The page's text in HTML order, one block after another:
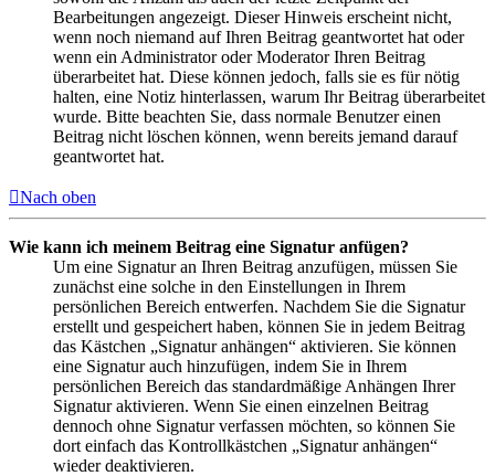
Bearbeitungen angezeigt. Dieser Hinweis erscheint nicht,
wenn noch niemand auf Ihren Beitrag geantwortet hat oder
wenn ein Administrator oder Moderator Ihren Beitrag
überarbeitet hat. Diese können jedoch, falls sie es für nötig
halten, eine Notiz hinterlassen, warum Ihr Beitrag überarbeitet
wurde. Bitte beachten Sie, dass normale Benutzer einen
Beitrag nicht löschen können, wenn bereits jemand darauf
geantwortet hat.
Nach oben
Wie kann ich meinem Beitrag eine Signatur anfügen?
Um eine Signatur an Ihren Beitrag anzufügen, müssen Sie
zunächst eine solche in den Einstellungen in Ihrem
persönlichen Bereich entwerfen. Nachdem Sie die Signatur
erstellt und gespeichert haben, können Sie in jedem Beitrag
das Kästchen „Signatur anhängen“ aktivieren. Sie können
eine Signatur auch hinzufügen, indem Sie in Ihrem
persönlichen Bereich das standardmäßige Anhängen Ihrer
Signatur aktivieren. Wenn Sie einen einzelnen Beitrag
dennoch ohne Signatur verfassen möchten, so können Sie
dort einfach das Kontrollkästchen „Signatur anhängen“
wieder deaktivieren.